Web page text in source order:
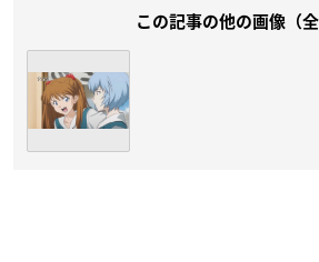
この記事の他の画像（全